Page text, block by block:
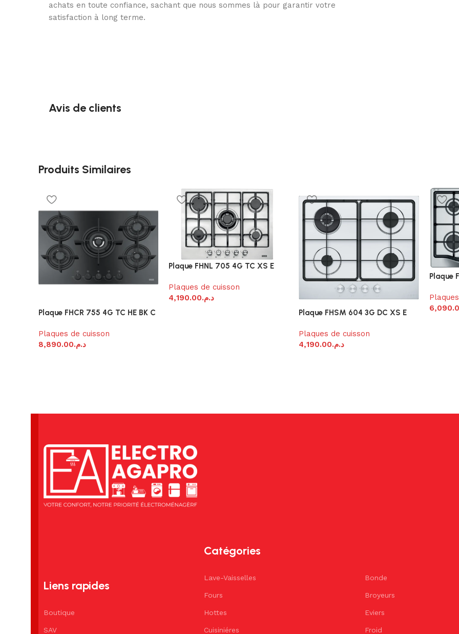
achats en toute confiance, sachant que nous sommes là pour garantir votre
satisfaction à long terme.
Avis de clients
Produits Similaires
Plaque FHCR 755 4G TC HE BK C
Plaques de cuisson
د.م.8,890.00
Plaque FHNL 705 4G TC XS E
Plaques de cuisson
د.م.4,190.00
Plaque FHSM 604 3G DC XS E
Plaques de cuisson
د.م.4,190.00
Plaque
Liens rapides
Boutique
SAV
Catégories
Lave-Vaisselles
Fours
Hottes
Cuisiniéres
Bonde
Broyeurs
Eviers
Froid